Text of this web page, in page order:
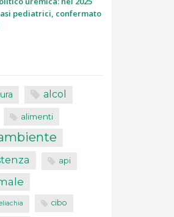
pediatrici, confermato
alcol
alimenti
api
cibo